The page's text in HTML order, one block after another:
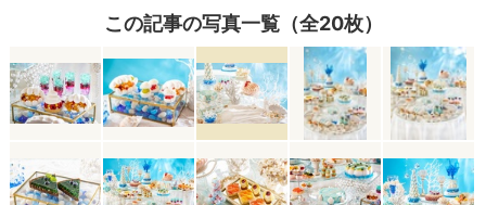
この記事の写真一覧（全20枚）